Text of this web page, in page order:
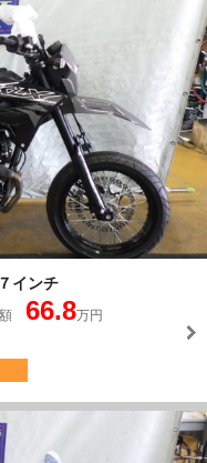
インチ
額 66.8万円